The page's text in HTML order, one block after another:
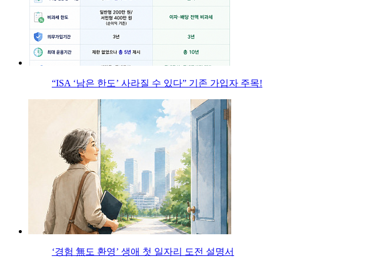
“ISA ‘남은 한도’ 사라질 수 있다” 기존 가입자 주목!
‘경험 無도 환영’ 생애 첫 일자리 도전 설명서